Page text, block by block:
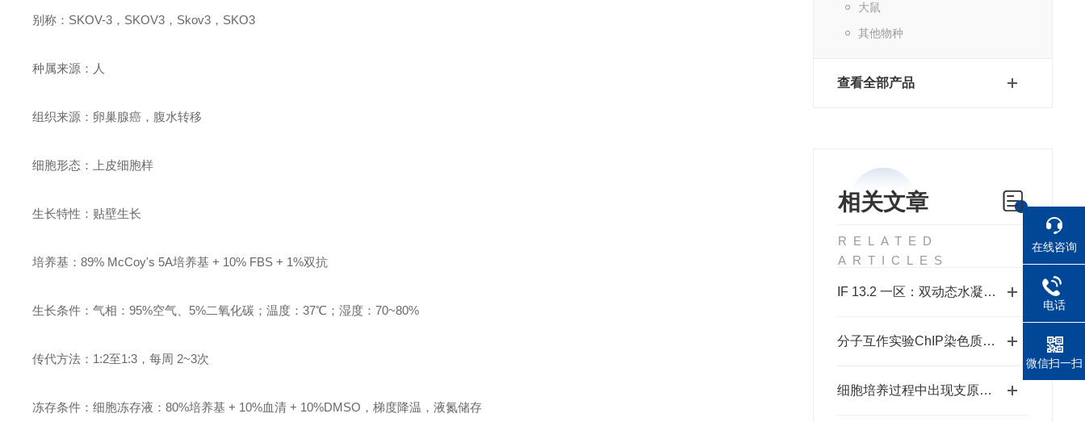
大鼠
其他物种
查看全部产品
相关文章
RELATED
ARTICLES
IF 13.2 一区：双动态水凝胶：糖尿病伤口光疗新时代
分子互作实验ChIP染色质免疫共沉淀
细胞培养过程中出现支原体污染，该怎么办？
别称：SKOV-3，SKOV3，Skov3，SKO3
种属来源：人
组织来源：卵巢腺癌，腹水转移
细胞形态：上皮细胞样
生长特性：贴壁生长
培养基：89% McCoy's 5A培养基 + 10% FBS + 1%双抗
生长条件：气相：95%空气、5%二氧化碳；温度：37℃；湿度：70~80%
传代方法：1:2至1:3，每周 2~3次
冻存条件：细胞冻存液：80%培养基 + 10%血清 + 10%DMSO，梯度降温，液氮储存
在线咨询
电话
微信扫一扫